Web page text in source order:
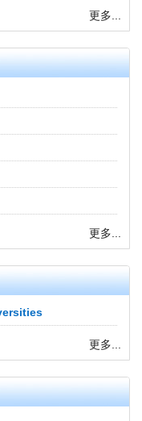
更多...
更多...
更多...